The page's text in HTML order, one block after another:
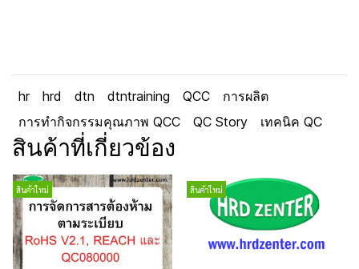
hr hrd dtn dtntraining QCC
การผลิต
การทำกิจกรรมคุณภาพ QCC
QC Story เทคนิค QC
สินค้าที่เกี่ยวข้อง
สินค้าใหม่ สินค้าใหม่